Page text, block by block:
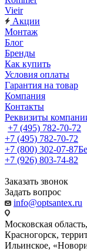
Vieir
Акции
Монтаж
Блог
Бренды
Как купить
Условия оплаты
Гарантия на товар
Компания
Контакты
Реквизиты
+7 (495) 782-70-72
+7 (495) 782-70-72
+7 (800) 302-07-87
+7 (926) 803-74-82
Заказать звонок
Задать вопрос
info@optsantex.ru
Московская
Красногорск,
Ильинское,